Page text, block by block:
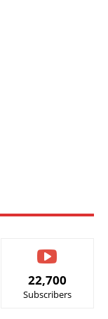
22,700
Subscribers